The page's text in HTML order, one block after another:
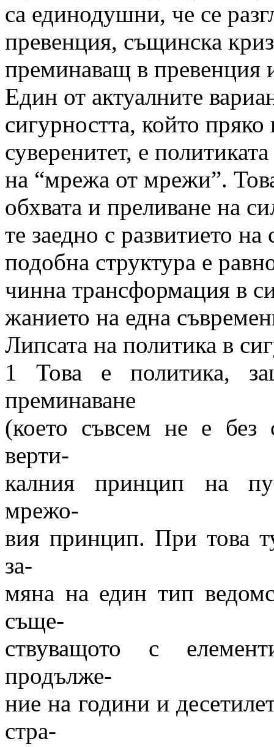
са единодушни, че се
превенция, същинска
преминаващ в превенция
Един от актуалните
сигурността, който
суверенитет, е
на “мрежа от мрежи”.
обхвата и преливане на
те заедно с развитието
подобна структура е
чинна трансформация в
жанието на една
Липсата на политика в
1 Това е политика,
преминаване
(което съвсем не е без
верти-
калния принцип на
мрежо-
вия принцип. При това
за-
мяна на един тип
съще-
ствуващото с
продълже-
ние на години и
стра-